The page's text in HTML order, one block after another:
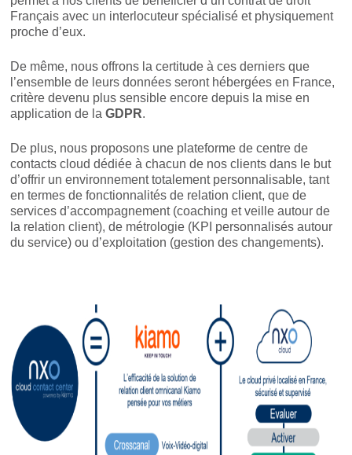
Français avec un interlocuteur spécialisé et physiquement
proche d’eux.
De même, nous offrons la certitude à ces derniers que
l’ensemble de leurs données seront hébergées en France,
critère devenu plus sensible encore depuis la mise en
application de laGDPR.
De plus, nous proposons une plateforme de centre de
contacts cloud dédiée à chacun de nos clients dans le but
d’offrir un environnement totalement personnalisable, tant
en termes de fonctionnalités de relation client, que de
services d’accompagnement (coaching et veille autour de
la relation client), de métrologie (KPI personnalisés autour
du service) ou d’exploitation (gestion des changements).